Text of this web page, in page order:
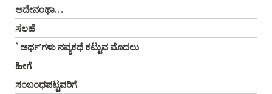
ಅದೇನಂಥಾ…
ಸಲಹೆ
`ಅರ್ಥ’ಗಳು ನವ್ಯಕಥೆ ಕಟ್ಟುವ ಮೊದಲು
ಹೀಗೆ
ಸಂಬಂಧಪಟ್ಟವರಿಗೆ